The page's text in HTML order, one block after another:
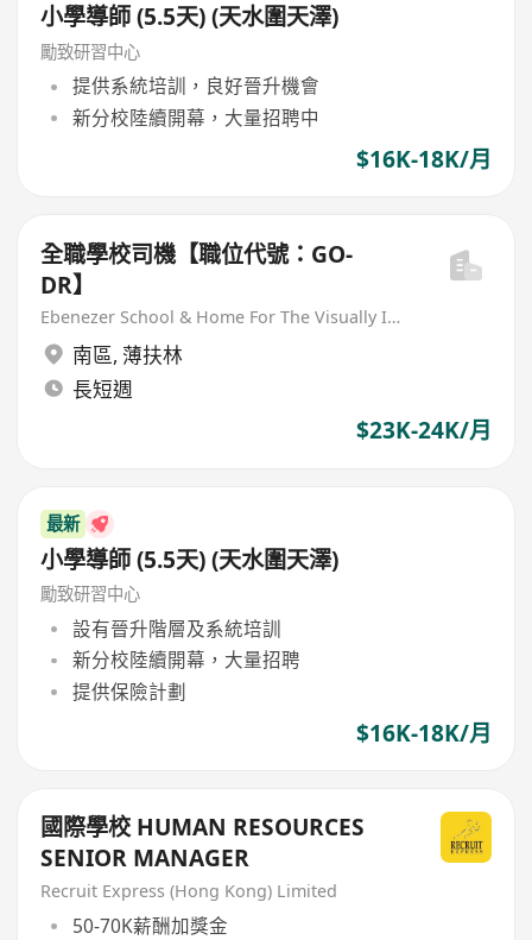
小學導師 (5.5天) (天水圍天澤)
勵致研習中心
提供系統培訓，良好晉升機會
新分校陸續開幕，大量招聘中
$16K-18K/月
全職學校司機【職位代號：GO-
DR】
Ebenezer School & Home For The Visually Impaired
南區, 薄扶林
長短週
$23K-24K/月
最新
小學導師 (5.5天) (天水圍天澤)
勵致研習中心
設有晉升階層及系統培訓
新分校陸續開幕，大量招聘
提供保險計劃
$16K-18K/月
國際學校 HUMAN RESOURCES
SENIOR MANAGER
Recruit Express (Hong Kong) Limited
50-70K薪酬加獎金